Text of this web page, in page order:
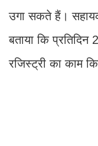
उगा सकते हैं।
बताया कि
रजिस्ट्री का काम